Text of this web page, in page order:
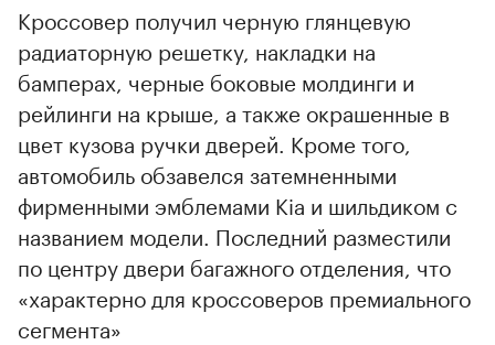
Кроссовер получил черную глянцевую
радиаторную решетку, накладки на
бамперах, черные боковые молдинги и
рейлинги на крыше, а также окрашенные в
цвет кузова ручки дверей. Кроме того,
автомобиль обзавелся затемненными
фирменными эмблемами Kia и шильдиком с
названием модели. Последний разместили
по центру двери багажного отделения, что
«характерно для кроссоверов премиального
сегмента»